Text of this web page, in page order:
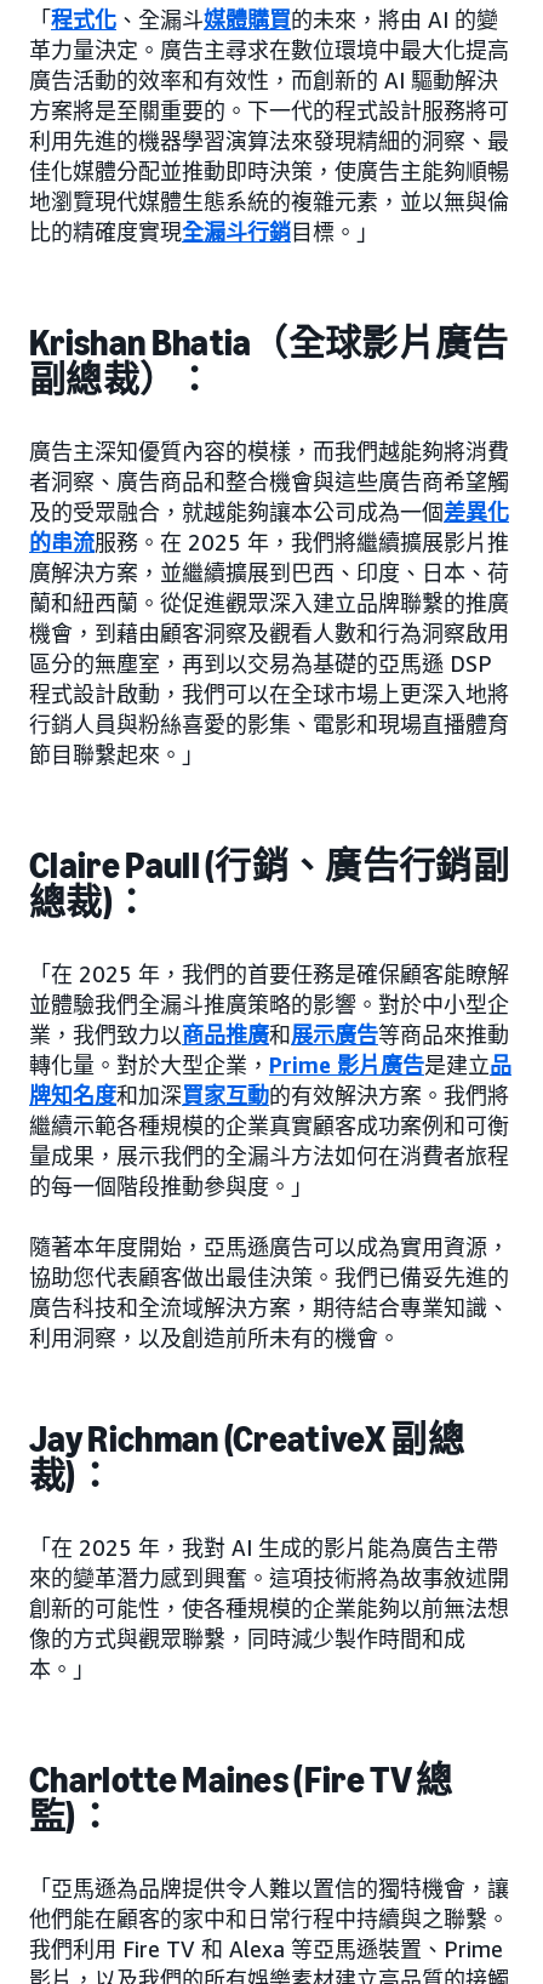
「程式化 、全漏斗媒體購買的未來，將由 AI 的變
革力量決定。廣告主尋求在數位環境中最大化提高
廣告活動的效率和有效性，而創新的 AI 驅動解決
方案將是至關重要的。下一代的程式設計服務將可
利用先進的機器學習演算法來發現精細的洞察、最
佳化媒體分配並推動即時決策，使廣告主能夠順暢
地瀏覽現代媒體生態系統的複雜元素，並以無與倫
比的精確度實現全漏斗行銷目標。」
Krishan Bhatia（全球影片廣告
副總裁）：
廣告主深知優質內容的模樣，而我們越能夠將消費
者洞察、廣告商品和整合機會與這些廣告商希望觸
及的受眾融合，就越能夠讓本公司成為一個差異化
的串流服務。在 2025 年，我們將繼續擴展影片推
廣解決方案，並繼續擴展到巴西、印度、日本、荷
蘭和紐西蘭。從促進觀眾深入建立品牌聯繫的推廣
機會，到藉由顧客洞察及觀看人數和行為洞察啟用
區分的無塵室，再到以交易為基礎的亞馬遜 DSP
程式設計啟動，我們可以在全球市場上更深入地將
行銷人員與粉絲喜愛的影集、電影和現場直播體育
節目聯繫起來。」
Claire Paull (行銷、廣告行銷副
總裁)：
「在 2025 年，我們的首要任務是確保顧客能瞭解
並體驗我們全漏斗推廣策略的影響。對於中小型企
業，我們致力以商品推廣和展示廣告等商品來推動
轉化量。對於大型企業， Prime 影片廣告是建立品
牌知名度和加深買家互動的有效解決方案。我們將
繼續示範各種規模的企業真實顧客成功案例和可衡
量成果，展示我們的全漏斗方法如何在消費者旅程
的每一個階段推動參與度。」
隨著本年度開始，亞馬遜廣告可以成為實用資源，
協助您代表顧客做出最佳決策。我們已備妥先進的
廣告科技和全流域解決方案，期待結合專業知識、
利用洞察，以及創造前所未有的機會。
Jay Richman (CreativeX 副總
裁)：
「在 2025 年，我對 AI 生成的影片能為廣告主帶
來的變革潛力感到興奮。這項技術將為故事敘述開
創新的可能性，使各種規模的企業能夠以前無法想
像的方式與觀眾聯繫，同時減少製作時間和成
本。」
Charlotte Maines (Fire TV 總
監)：
「亞馬遜為品牌提供令人難以置信的獨特機會，讓
他們能在顧客的家中和日常行程中持續與之聯繫。
我們利用 Fire TV 和 Alexa 等亞馬遜裝置、Prime